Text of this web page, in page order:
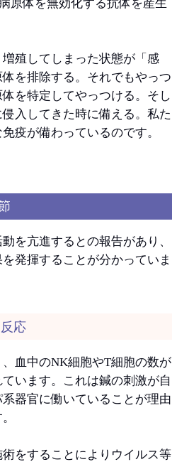
原体を無効化する抗体を産生
殖してしまった状態が「感
を排除する。それでもやっつ
を特定してやっつける。そし
入してきた時に備える。私た
疫が備わっているのです。
を亢進するとの報告があり、
発揮することが分かっていま
応
血中のNK細胞やT細胞の数が
います。これは鍼の刺激が自
器官に働いていることが理由
をすることによりウイルス等